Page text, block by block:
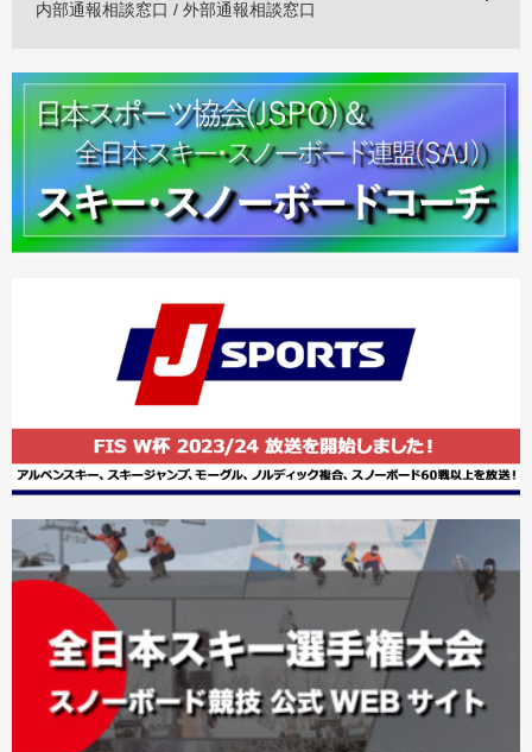
内部通報相談窓口 / 外部通報相談窓口